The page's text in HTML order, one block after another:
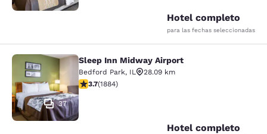
Hotel completo
para las fechas seleccionadas
Sleep Inn Midway Airport
37
Sleep Inn Midway Airport
Bedford Park, IL
28.09 km
calificación de 3.71 estrellas. Bueno. 1884 reseñas
3.7(1884)
Hotel completo